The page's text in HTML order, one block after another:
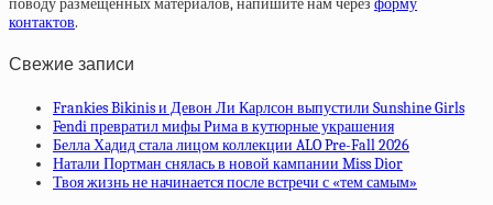
поводу размещенных материалов, напишите нам через форму
контактов.
Свежие записи
Frankies Bikinis и Девон Ли Карлсон выпустили Sunshine Girls
Fendi превратил мифы Рима в кутюрные украшения
Белла Хадид стала лицом коллекции ALO Pre-Fall 2026
Натали Портман снялась в новой кампании Miss Dior
Твоя жизнь не начинается после встречи с «тем самым»